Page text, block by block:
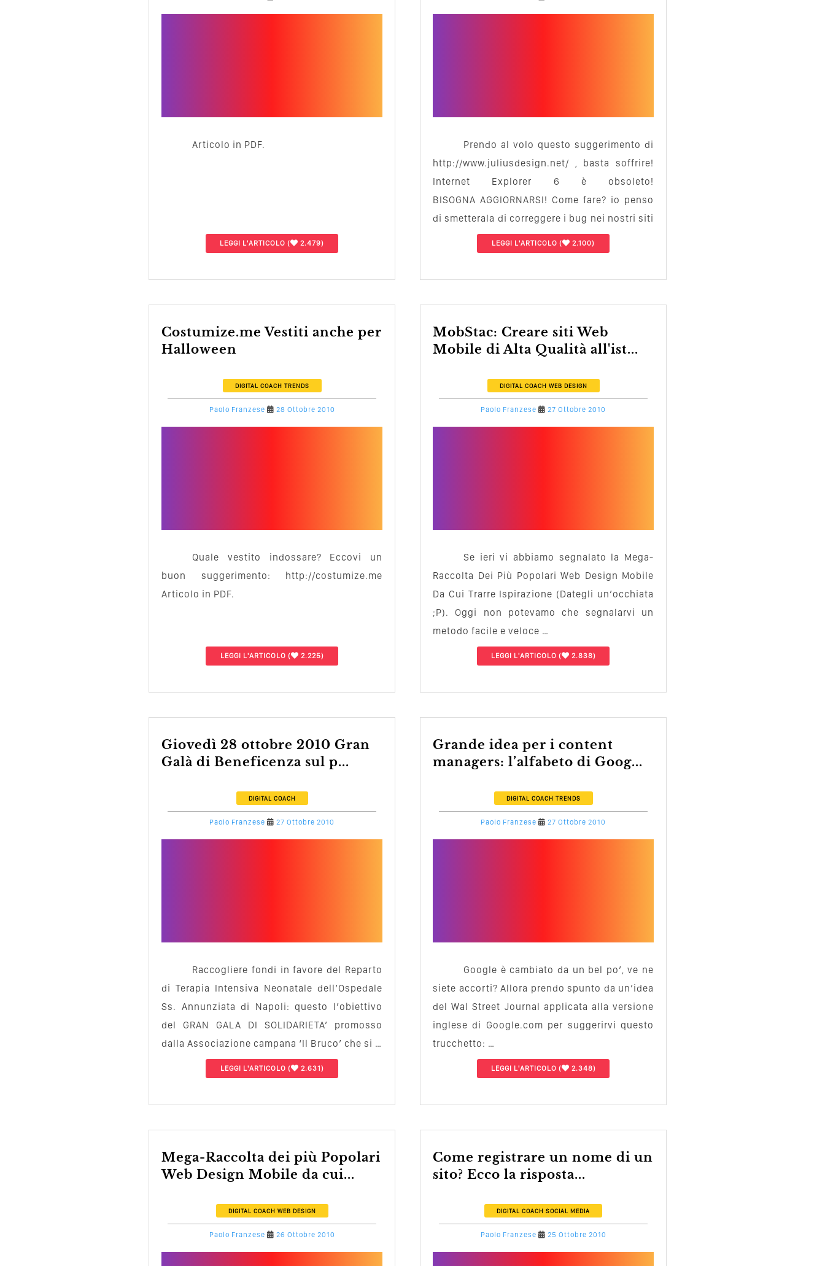
Articolo in PDF.
LEGGI L'ARTICOLO ( 2.479)
Prendo al volo questo suggerimento di
http://www.juliusdesign.net/ , basta soffrire!
Internet Explorer 6 è obsoleto!
BISOGNA AGGIORNARSI! Come fare? io penso
di smetterala di correggere i bug nei nostri siti
per renderli …
LEGGI L'ARTICOLO ( 2.100)
costumize.me Vestiti anche per
Halloween
DIGITAL COACH TRENDS
Paolo Franzese 28 Ottobre 2010
Quale vestito indossare? Eccovi un
buon suggerimento: http://costumize.me
Articolo in PDF.
LEGGI L'ARTICOLO ( 2.225)
MobStac: Creare siti Web
Mobile di Alta Qualità all'ist...
DIGITAL COACH WEB DESIGN
Paolo Franzese 27 Ottobre 2010
Se ieri vi abbiamo segnalato la Mega-
Raccolta Dei Più Popolari Web Design Mobile
Da Cui Trarre Ispirazione (Dategli un’occhiata
;P). Oggi non potevamo che segnalarvi un
metodo facile e veloce …
LEGGI L'ARTICOLO ( 2.838)
Giovedì 28 ottobre 2010 Gran
Galà di Beneficenza sul p...
DIGITAL COACH
Paolo Franzese 27 Ottobre 2010
Raccogliere fondi in favore del Reparto
di Terapia Intensiva Neonatale dell’Ospedale
Ss. Annunziata di Napoli: questo l’obiettivo
del GRAN GALA DI SOLIDARIETA’ promosso
dalla Associazione campana ‘Il Bruco’ che si …
LEGGI L'ARTICOLO ( 2.631)
Grande idea per i content
managers: l’alfabeto di Goog...
DIGITAL COACH TRENDS
Paolo Franzese 27 Ottobre 2010
Google è cambiato da un bel po’, ve ne
siete accorti? Allora prendo spunto da un’idea
del Wal Street Journal applicata alla versione
inglese di Google.com per suggerirvi questo
trucchetto: …
LEGGI L'ARTICOLO ( 2.348)
Mega-Raccolta dei più Popolari
Web Design Mobile da cui...
DIGITAL COACH WEB DESIGN
Paolo Franzese 26 Ottobre 2010
Come registrare un nome di un
sito? Ecco la risposta...
DIGITAL COACH SOCIAL MEDIA
Paolo Franzese 25 Ottobre 2010